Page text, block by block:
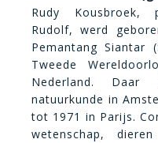
Rudy Kousbroek,
Rudolf, werd
Pemantang Siantar
Tweede
Nederland.
natuurkunde in
tot 1971 in Parijs.
wetenschap,